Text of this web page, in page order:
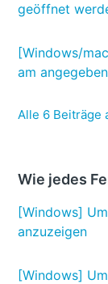
geöffnet
[Windows/
am
Alle 6 Beiträge
Wie jedes
[Windows]
anzuzeigen
[Windows]